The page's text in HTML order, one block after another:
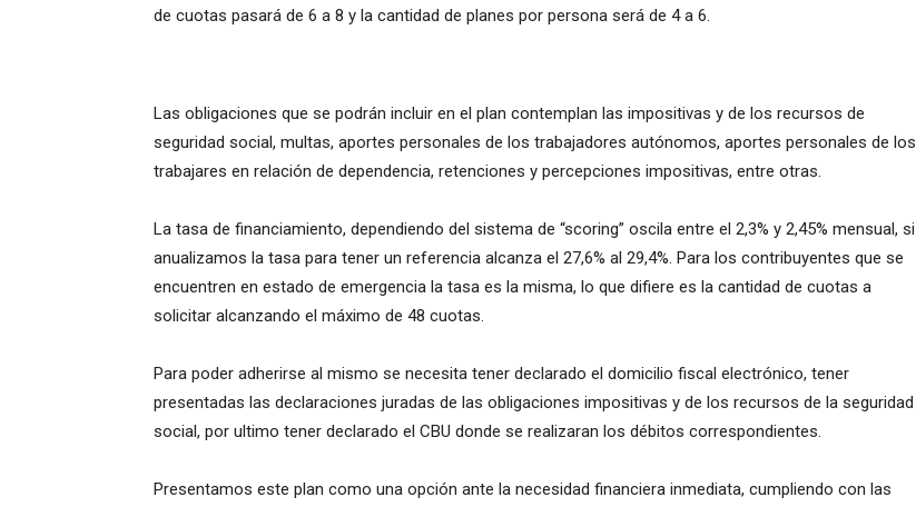
de cuotas pasará de 6 a 8 y la cantidad de planes por persona será de 4 a 6.
Las obligaciones que se podrán incluir en el plan contemplan las impositivas y de los recursos de
seguridad social, multas, aportes personales de los trabajadores autónomos, aportes personales de los
trabajares en relación de dependencia, retenciones y percepciones impositivas, entre otras.
La tasa de financiamiento, dependiendo del sistema de “scoring” oscila entre el 2,3% y 2,45% mensual, si
anualizamos la tasa para tener un referencia alcanza el 27,6% al 29,4%. Para los contribuyentes que se
encuentren en estado de emergencia la tasa es la misma, lo que difiere es la cantidad de cuotas a
solicitar alcanzando el máximo de 48 cuotas.
Para poder adherirse al mismo se necesita tener declarado el domicilio fiscal electrónico, tener
presentadas las declaraciones juradas de las obligaciones impositivas y de los recursos de la seguridad
social, por ultimo tener declarado el CBU donde se realizaran los débitos correspondientes.
Presentamos este plan como una opción ante la necesidad financiera inmediata, cumpliendo con las